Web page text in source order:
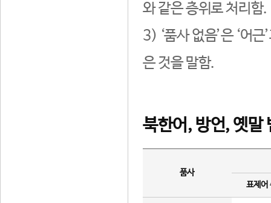
와 같은 층위로 처리함.
3) ‘품사 없음’은 ‘어
은 것을 말함.
북한어, 방언, 옛말
품사
표제어